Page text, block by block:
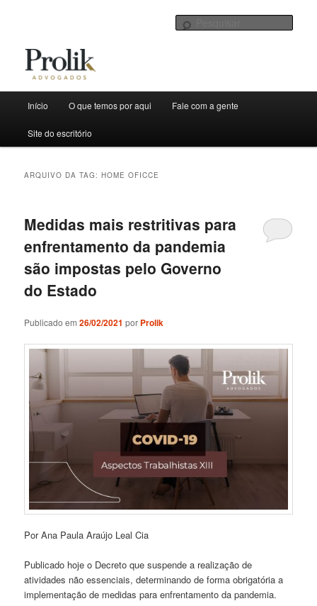
Boletim Informativo
principal
Pular
para
principal
Pular
para
secundário
Início O que temos por aqui Fale com a gente
Site do escritório
ARQUIVO DA TAG:HOME OFICCE
Medidas mais restritivas para
enfrentamento da pandemia
são impostas pelo Governo
do Estado
Publicado em26/02/2021 por Prolik
Por Ana Paula Araújo Leal Cia
Publicado hoje o Decreto que suspende a realização de
atividades não essenciais, determinando de forma obrigatória a
implementação de medidas para enfrentamento da pandemia.